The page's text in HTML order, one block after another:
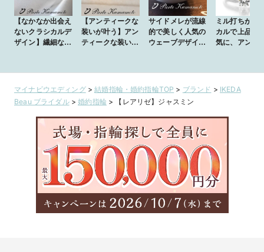
【なかなか出会え
ないクラシカルデ
ザイン】繊細な装
【アンティークな
装いが叶う】アン
ティークな装いが
サイドメレが流線
的で美しく人気の
ウェーブデザイン
ミル打ちがク
カルで上品な
気に、アンテ
ト・アンティ
ク】ruida
マイナビウエディング>結婚指輪・婚約指輪TOP > ブランド > IKEDA
Beau ブライダル>婚約指輪 > 【レアリゼ】ジャスミン